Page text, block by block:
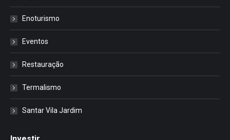
Enoturismo
Eventos
Restauração
Termalismo
Santar Vila Jardim